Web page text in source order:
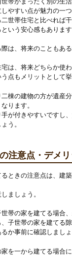
やすい点が魅力の一つ
世帯住宅と比べれば
いう安心感もあります
は、将来のこともあ
は、将来どちらか使
点もメリットとして挙
棟の建物の方が遺産
ります。
が付きやすいですし
う。
注意点・デメリ
ときの注意点は、建
ましょう。
帯の家を建てる場合
子世帯の家を建てる隙
か事前に確認しましょ
を一から建てる場合